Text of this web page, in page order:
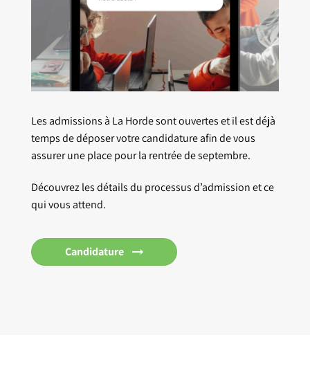
Les admissions à La Horde sont ouvertes et il est déjà
temps de déposer votre candidature afin de vous
assurer une place pour la rentrée de septembre.
Découvrez les détails du processus d’admission et ce
qui vous attend.
Candidature